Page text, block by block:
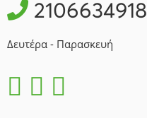
2106634918
Δευτέρα - Παρασκευή